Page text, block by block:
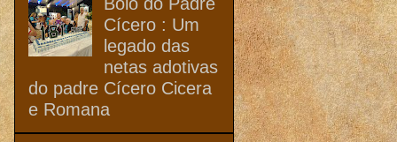
Cícero : Um
legado das
netas adotivas
do padre Cícero Cicera
e Romana